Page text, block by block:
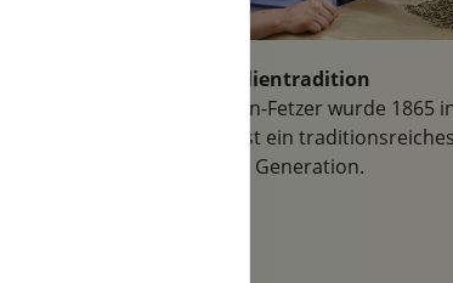
Familientradition
Samen-Fetzer wurde
und ist ein
der 6. Generation.